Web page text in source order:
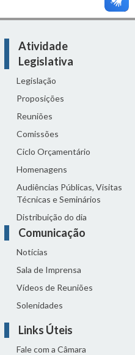
Atividade
Legislativa
Legislação
Proposições
Reuniões
Comissões
Ciclo Orçamentário
Homenagens
Audiências Públicas, Visitas
Técnicas e Seminários
Distribuição do dia
Comunicação
Notícias
Sala de Imprensa
Vídeos de Reuniões
Solenidades
Links Úteis
Fale com a Câmara